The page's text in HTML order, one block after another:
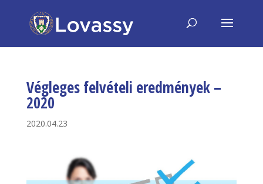
Végleges felvételi eredmények –
2020
2020.04.23